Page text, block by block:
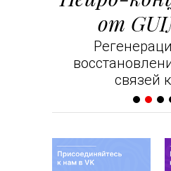
от
связей